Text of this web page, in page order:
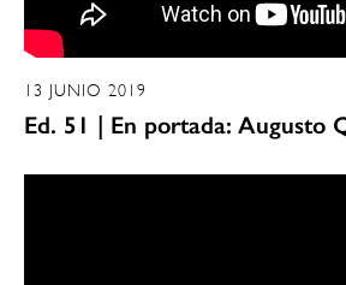
13 JUNIO 2019
Ed. 51 | En portada: Augusto